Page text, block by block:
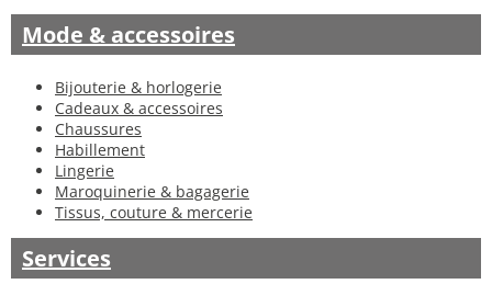
Mode & accessoires
Bijouterie & horlogerie
Cadeaux & accessoires
Chaussures
Habillement
Lingerie
Maroquinerie & bagagerie
Tissus, couture & mercerie
Services